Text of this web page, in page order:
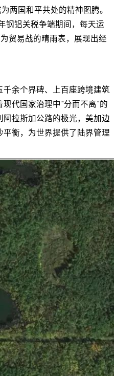
两国和平共处的精神图腾。
钢铝关税争端期间，每天运
贸易战的晴雨表，展现出经
余个界碑、上百座跨境建筑
代国家治理中"分而不离"的
拉斯加公路的极光，美加边
衡，为世界提供了陆界管理